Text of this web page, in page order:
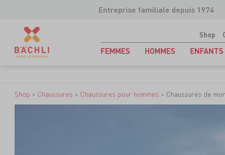
Entreprise familiale depuis 1974
Shop
FEMMES HOMMES ENFANTS
Shop > Chaussures > Chaussures pour hommes > Chaussures de